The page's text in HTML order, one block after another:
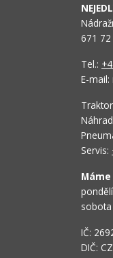
671
Tel.:
E-mail:
Servis:
IČ:
DIČ: